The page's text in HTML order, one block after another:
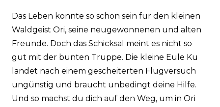
Das Leben könnte so schön sein für den kleinen
Waldgeist Ori, seine neugewonnenen und alten
Freunde. Doch das Schicksal meint es nicht so
gut mit der bunten Truppe. Die kleine Eule Ku
landet nach einem gescheiterten Flugversuch
ungünstig und braucht unbedingt deine Hilfe.
Und so machst du dich auf den Weg, um in Ori